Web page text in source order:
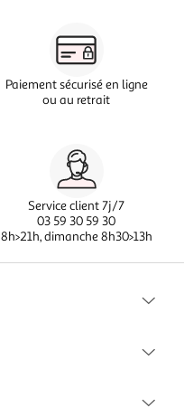
Paiement sécurisé en ligne
ou au retrait
Service client 7j/7
03 59 30 59 30
8h>21h, dimanche 8h30>13h